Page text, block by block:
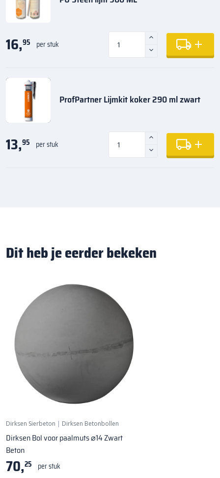
16,95 per stuk
ProfPartner Lijmkit koker 290 ml zwart
13,95 per stuk
Dit heb je eerder bekeken
Dirksen Sierbeton | Dirksen Betonbollen
Dirksen Bol voor paalmuts ⌀14 Zwart
Beton
70,25 per stuk